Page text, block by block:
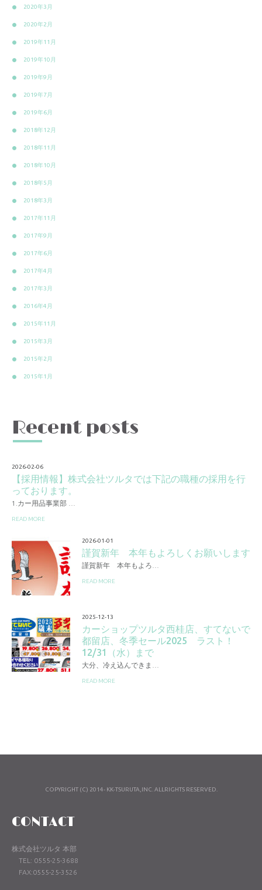
2020年3月
2020年2月
2019年11月
2019年10月
2019年9月
2019年7月
2019年6月
2018年12月
2018年11月
2018年10月
2018年5月
2018年3月
2017年11月
2017年9月
2017年6月
2017年4月
2017年3月
2016年4月
2015年11月
2015年3月
2015年2月
2015年1月
Recent posts
2026-02-06
【採用情報】株式会社ツルタでは下記の職種の採用を行
っております。
1.カー用品事業部 …
READ MORE
2026-01-01
謹賀新年 本年もよろしくお願いします
謹賀新年 本年もよろ…
READ MORE
2025-12-13
カーショップツルタ西桂店、すてないで
都留店、冬季セール2025 ラスト！
12/31（水）まで
大分、冷え込んできま…
READ MORE
COPYRIGHT (C) 2014- KK-TSURUTA,INC. ALLRIGHTS RESERVED.
CONTACT
株式会社ツルタ 本部
TEL: 0555-25-3688
FAX:0555-25-3526